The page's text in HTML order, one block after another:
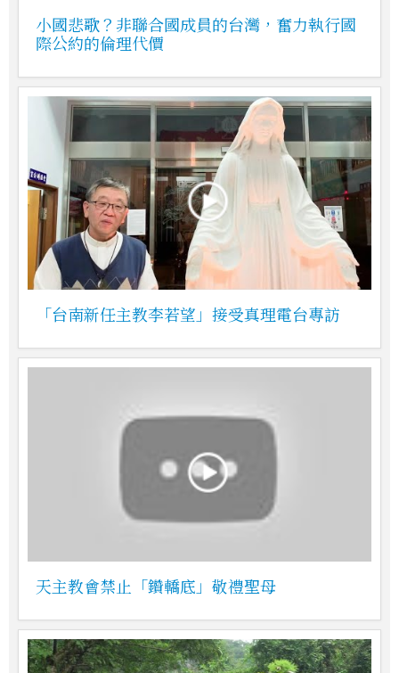
小國悲歌？非聯合國成員的台灣，奮力執行國
際公約的倫理代價
「台南新任主教李若望」接受真理電台專訪
天主教會禁止「鑽轎底」敬禮聖母